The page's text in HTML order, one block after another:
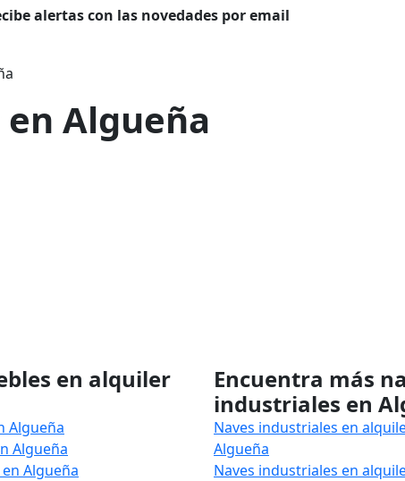
alertas con las novedades por email
Algueña
en alquiler
Algueña
Algueña
Algueña
Encuentra más
industriales en
Naves industriales en
Algueña
Naves industriales en